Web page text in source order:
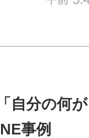
分の何が
事例